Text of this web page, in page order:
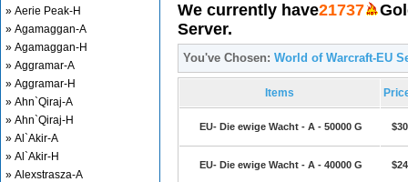
» Aerie Peak-H
» Agamaggan-A
» Agamaggan-H
» Aggramar-A
» Aggramar-H
» Ahn`Qiraj-A
» Ahn`Qiraj-H
» Al`Akir-A
» Al`Akir-H
» Alexstrasza-A
We currently have21737
Server.
You've Chosen: World of Warcraft-EU
Items
EU- Die ewige Wacht - A - 50000 G
EU- Die ewige Wacht - A - 40000 G